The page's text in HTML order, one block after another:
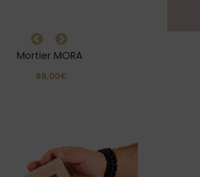
Mortier MORA
69,00€